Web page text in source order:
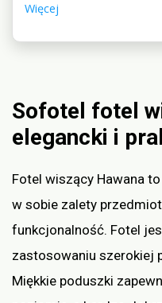
Wykonana z trwałej stali
Więcej
Sofotel fotel
elegancki i
Fotel wiszący Hawana
w sobie zalety
funkcjonalność. Fotel
zastosowaniu szerokiej
Miękkie poduszki